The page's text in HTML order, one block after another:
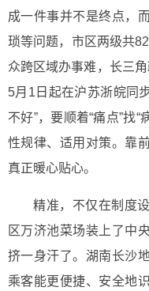
成一件事并不是终点，
琐等问题，市区两级共
众跨区域办事难，长三
5月1日起在沪苏浙皖同
不好”，要顺着“痛点”找
性规律、适用对策。靠
真正暖心贴心。
精准，不仅在制度
区万济池菜场装上了中
挤一身汗了。湖南长沙
乘客能更便捷、安全地